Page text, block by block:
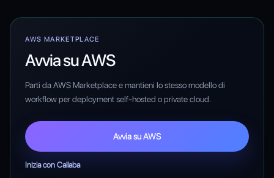
AWS MARKETPLACE
Avvia su AWS
Parti da AWS Marketplace e mantieni lo stesso modello di
workflow per deployment self-hosted o private cloud.
Avvia su AWS
Inizia con Callaba